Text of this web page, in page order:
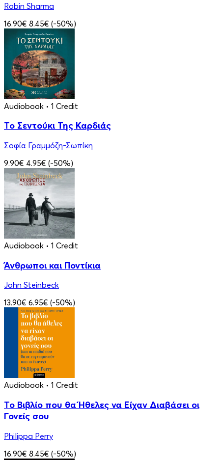
Robin Sharma
16.90€ 8.45€ (-50%)
Audiobook • 1 Credit
Το Σεντούκι Της Καρδιάς
Σοφία Γραμμόζη-Σωπίκη
9.90€ 4.95€ (-50%)
Audiobook • 1 Credit
Άνθρωποι και Ποντίκια
John Steinbeck
13.90€ 6.95€ (-50%)
Audiobook • 1 Credit
Το Βιβλίο που θα Ήθελες να Είχαν Διαβάσει οι
Γονείς σου
Philippa Perry
16.90€ 8.45€ (-50%)